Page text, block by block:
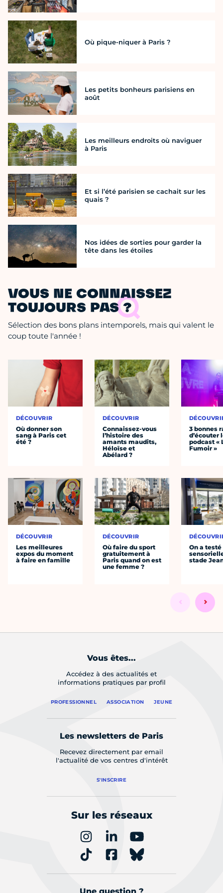
Où pique-niquer à Paris ?
Les petits bonheurs parisiens en
août
Les meilleurs endroits où naviguer
à Paris
Et si l’été parisien se cachait sur les
quais ?
Nos idées de sorties pour garder la
tête dans les étoiles
VOUS NE CONNAISSEZ
TOUJOURS PAS ?
Sélection des bons plans intemporels, mais qui valent le
coup toute l'année !
DÉCOUVRIR
Où donner son
sang à Paris cet
été ?
DÉCOUVRIR
Les meilleures
expos du moment
à faire en famille
DÉCOUVRIR
Connaissez-vous
l’histoire des
amants maudits,
Héloïse et
Abélard ?
DÉCOUVRIR
Où faire du sport
gratuitement à
Paris quand on est
une femme ?
3 bonnes
d’écouter
podcast «
Fumoir »
On a
stade
Vous êtes...
Accédez à des actualités et
informations pratiques par profil
PROFESSIONNEL ASSOCIATION JEUNE
Les newsletters de Paris
Recevez directement par email
l'actualité de vos centres d'intérêt
S'INSCRIRE
Sur les réseaux